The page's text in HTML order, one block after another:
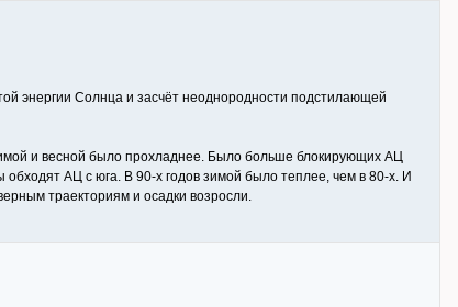
энергии Солнца и засчёт неоднородности подстилающей
и весной было прохладнее. Было больше блокирующих АЦ
обходят АЦ с юга. В 90-х годов зимой было теплее, чем в 80-х. И
траекториям и осадки возросли.